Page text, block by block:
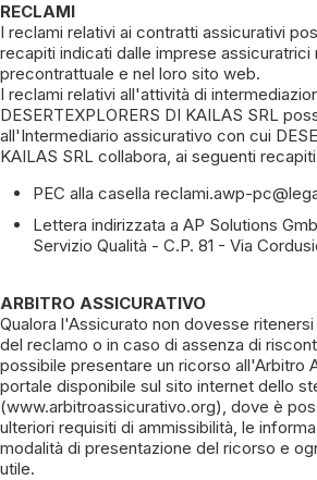
RECLAMI
I reclami relativi ai contratti assicurativi
recapiti indicati dalle imprese assicuratrici
precontrattuale e nel loro sito web.
I reclami relativi all'attività di
DESERTEXPLORERS DI KAILAS SRL
all'Intermediario assicurativo con cui
KAILAS SRL collabora, ai seguenti
PEC alla casella reclami.awp-
Lettera indirizzata a AP Solutions
Servizio Qualità - C.P. 81 - Via
ARBITRO ASSICURATIVO
Qualora l'Assicurato non dovesse
del reclamo o in caso di assenza di
possibile presentare un ricorso all'Arbitro
portale disponibile sul sito internet dello
(www.arbitroassicurativo.org), dove è
ulteriori requisiti di ammissibilità, le
modalità di presentazione del ricorso e
utile.